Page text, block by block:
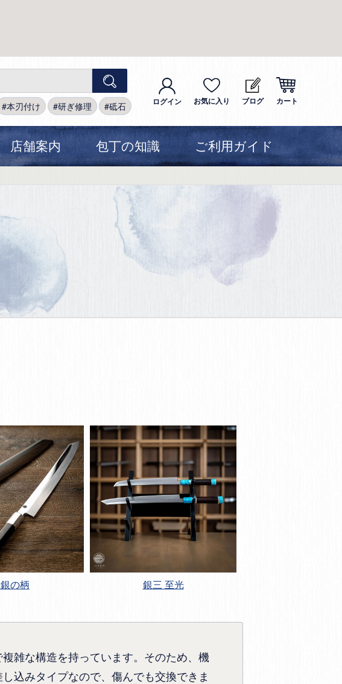
本刃付け 研ぎ修理 砥石 ログイン お気に入り ブログ カート
店舗案内 包丁の知識 ご利用ガイド
の柄 銀三 至光
雑な構造を持っています。そのため、機
込みタイプなので、傷んでも交換できま